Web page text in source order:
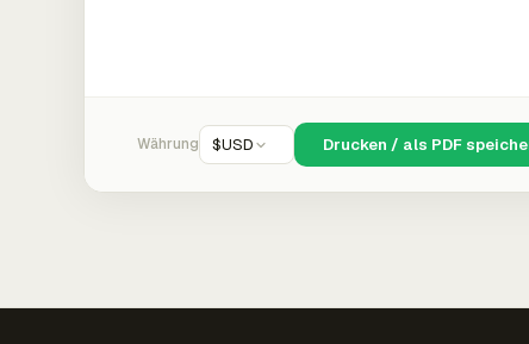
Währung $USD Drucken / als PDF